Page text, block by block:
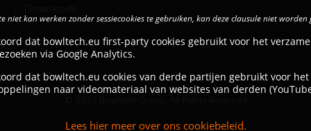
niet kan werken zonder sessiecookies te gebruiken, kan deze clausule niet worden
dat bowltech.eu first-party cookies gebruikt voor het
via Google Analytics.
dat bowltech.eu cookies van derde partijen gebruikt voor
naar videomateriaal van websites van derden
Lees hier meer over ons cookiebeleid.